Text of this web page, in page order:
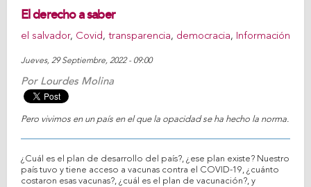
El derecho a saber
el salvador, Covid, transparencia, democracia, Información
Jueves, 29 Septiembre, 2022 - 09:00
Por Lourdes Molina
Pero vivimos en un país en el que la opacidad se ha hecho la norma.
¿Cuál es el plan de desarrollo del país?, ¿ese plan existe? Nuestro
país tuvo y tiene acceso a vacunas contra el COVID-19, ¿cuánto
costaron esas vacunas?, ¿cuál es el plan de vacunación?, y